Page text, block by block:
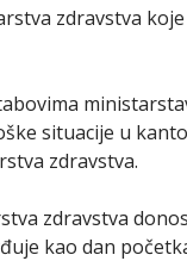
zdravstva
situacije u
zdravstva.
zdravstva
kao dan